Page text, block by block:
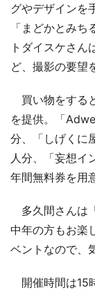
グやデザインを
「まどかとみ
トダイスケさん
ど、撮影の要望
買い物をする
を提供。「
分、「しげくに
人分、「妄想イ
年間無料券を用
多久間さんは
中年の方もお楽
ベントなので、
開催時間は15